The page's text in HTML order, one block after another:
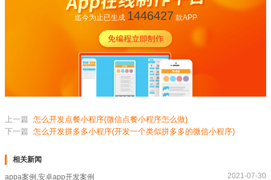
迄今为止已生成 1446427 款APP
上一篇 怎么开发点餐小程序(微信点餐小程序怎么做)
下一篇 怎么开发拼多多小程序(开发一个类似拼多多的微信小程序)
相关新闻
appa案例,安卓app开发案例 2021-07-30